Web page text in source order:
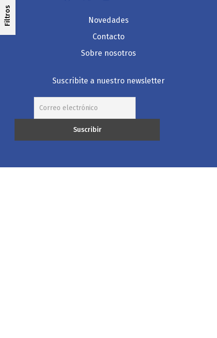
Filtros
Novedades
Contacto
Sobre nosotros
Suscribite a nuestro newsletter